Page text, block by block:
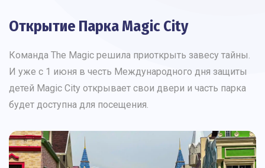
Открытие Парка Magic City
Команда The Magic решила приоткрыть завесу тайны.
И уже с 1 июня в честь Международного дня защиты
детей Magic City открывает свои двери и часть парка
будет доступна для посещения.